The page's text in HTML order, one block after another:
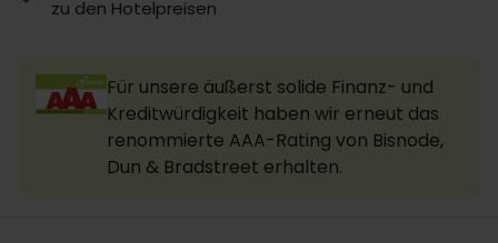
zu den Hotelpreisen
Für unsere äußerst solide Finanz- und
Kreditwürdigkeit haben wir erneut das
renommierte AAA-Rating von Bisnode,
Dun & Bradstreet erhalten.